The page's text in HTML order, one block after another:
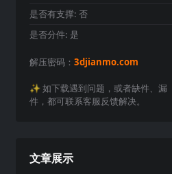
是否有支撑: 否
是否分件: 是
解压密码： 3djianmo.com
✨️ 如下载遇到问题，或者缺件、漏
件，都可联系客服反馈解决。
文章展示